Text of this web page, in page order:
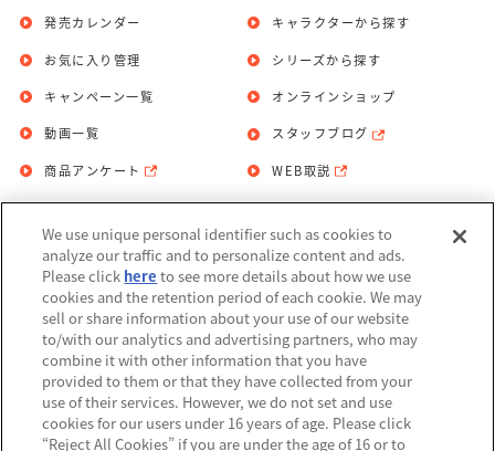
発売カレンダー
お気に入り管理
キャラクターから探す
シリーズから探す
キャンペーン一覧
動画一覧
商品アンケート
オンラインショップ
スタッフブログ
WEB取説
お問い合わせ 個人情報保護方針
利用規約
Do Not Sell or Share My Personal
Information
アレルギー情報
We use unique personal identifier such as cookies to
analyze our traffic and to personalize content and ads.
Please click here to see more details about how we use
cookies and the retention period of each cookie. We may
sell or share information about your use of our website
to/with our analytics and advertising partners, who may
combine it with other information that you have
provided to them or that they have collected from your
use of their services. However, we do not set and use
cookies for our users under 16 years of age. Please click
“Reject All Cookies” if you are under the age of 16 or to